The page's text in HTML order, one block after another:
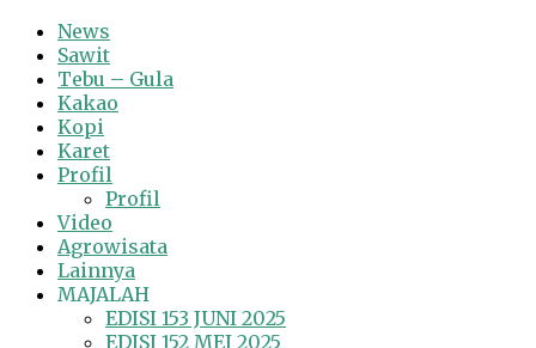
News
Sawit
Tebu – Gula
Kakao
Kopi
Karet
Profil
Profil
Video
Agrowisata
Lainnya
MAJALAH
EDISI 153 JUNI 2025
EDISI 152 MEI 2025